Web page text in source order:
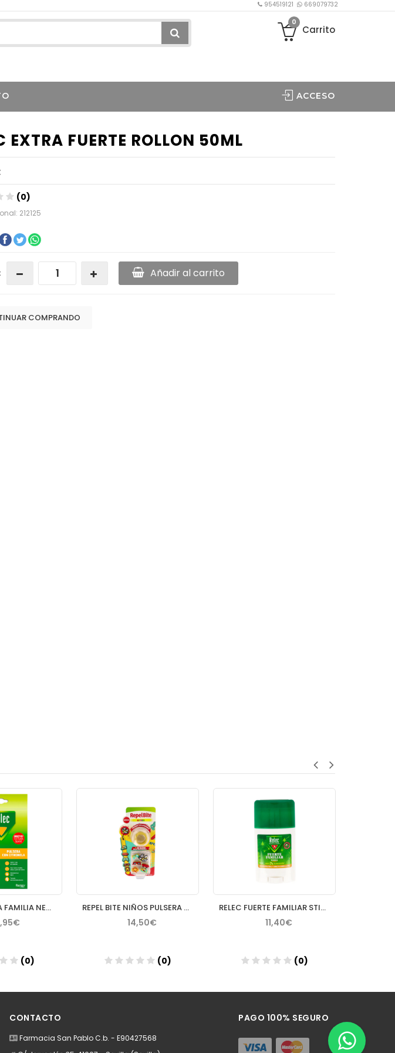
954519121 669079732
0
Carrito
ACCESO
EXTRA FUERTE ROLLON 50ML
(0)
212125
Añadir al carrito
COMPRANDO
RELEC PULSERA FAMILIA NEGRA
(0)
REPEL BITE NIÑOS PULSERA CON CITRONELA 6 PINS CUSTOM
14,50€
(0)
RELEC FUERTE FAMILIAR STICK 50 ML
11,40€
(0)
CONTACTO
Farmacia San Pablo C.b. - E90427568
PAGO 100% SEGURO